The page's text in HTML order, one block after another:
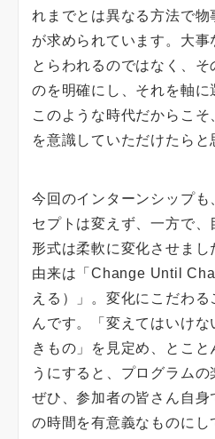
れまでとは異なる方法で物
が求められています。大事
とらわれるのではなく、
のを明確にし、それを軸に
このような時代だからこそ
を意識していただけたらと
今回のインターンシップも
セプトは変えず、一方で、
形式は柔軟に変化させま
由来は「Change Until
える）」。変化にこだわる
んです。「変えてはいけ
きもの」を見定め、とこと
うにすると、プログラムの
ぜひ、参加者の皆さん自
の時間を有意義なものにし